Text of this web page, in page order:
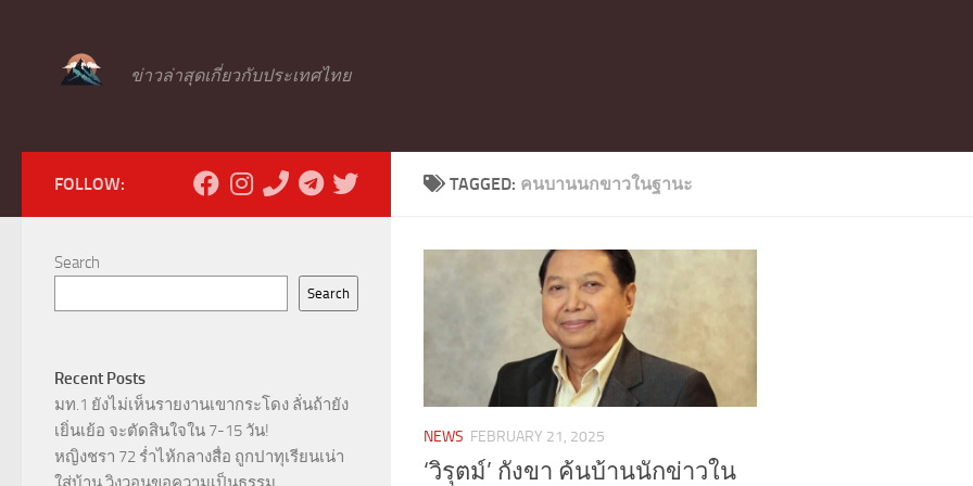
ข่าวล่าสุดเกี่ยวกับประเทศไทย
TAGGED: คนบานนกขาวในฐานะ
NEWS FEBRUARY 21, 2025
‘วิรุตม์’ กังขา ค้นบ้านนักข่าวใน
FOLLOW:
Search
Search
Recent Posts
มท.1 ยังไม่เห็นรายงานเขากระโดง ลั่นถ้ายัง
เยิ่นเย้อ จะตัดสินใจใน 7-15 วัน!
หญิงชรา 72 ร่ำไห้กลางสื่อ ถูกปาทุเรียนเน่า